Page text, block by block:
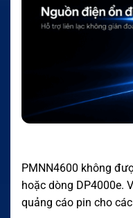
PMNN4600 không
hoặc dòng DP4000e.
quảng cáo pin cho